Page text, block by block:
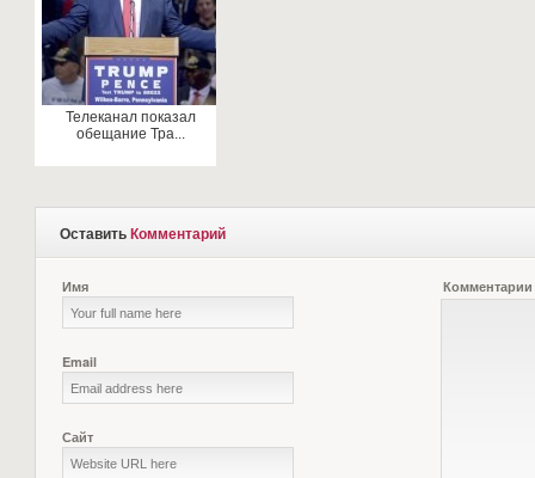
Телеканал показал
обещание Тра...
ОставитьКомментарий
Имя
Email
Сайт
Комментарии